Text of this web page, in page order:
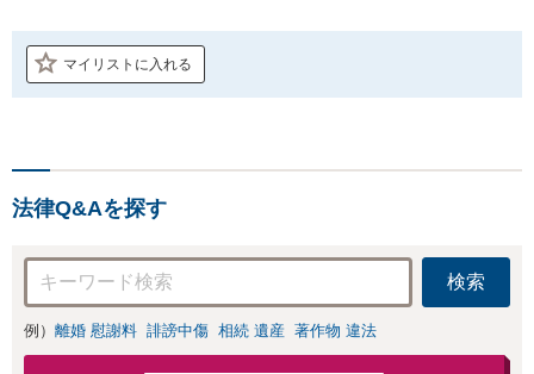
マイリストに入れる
法律Q&Aを探す
検索
例） 離婚 慰謝料 誹謗中傷 相続 遺産 著作物 違法